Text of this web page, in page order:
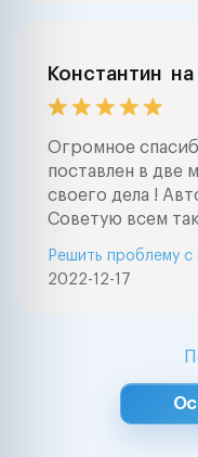
Константин на
Огромное
поставлен в две
своего дела !
Советую всем
2022-12-17
Решить проблему с